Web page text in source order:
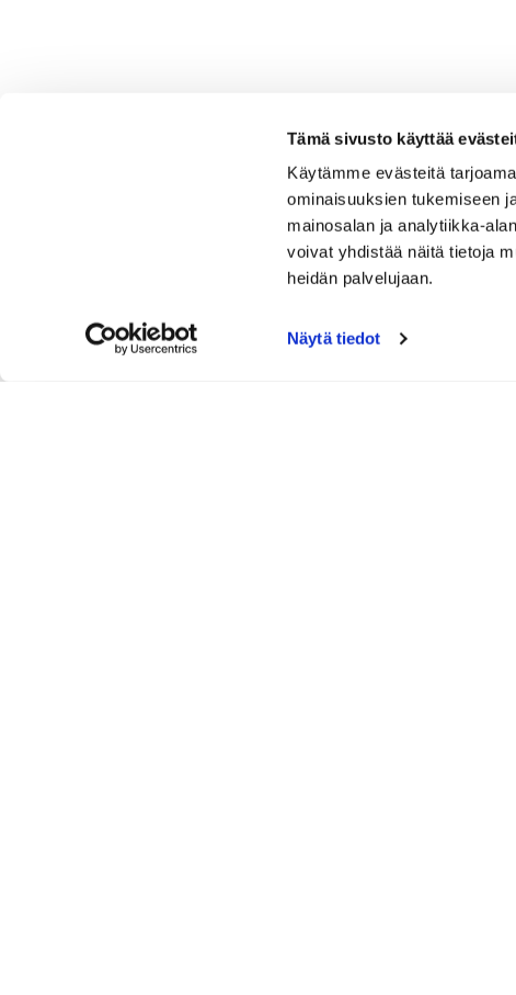
Tämä sivusto käyttää
Käytämme evästeitä
ominaisuuksien tukemiseen
mainosalan ja analytiikka-
voivat yhdistää näitä tietoja
heidän palvelujaan.
Näytä tiedot